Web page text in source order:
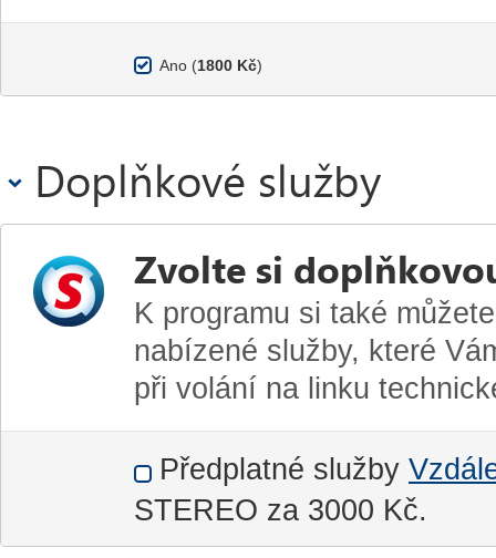
Ano (1800 Kč)
Doplňkové služby
Zvolte si
K programu si také
nabízené služby, které
při volání na linku
Předplatné služby
STEREO za 3000 Kč.